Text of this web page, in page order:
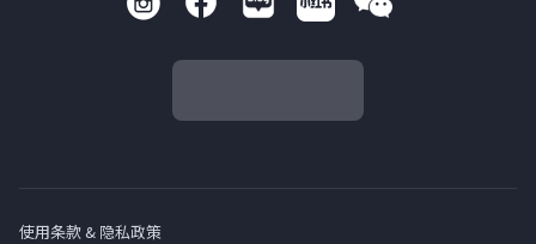
使用条款 & 隐私政策